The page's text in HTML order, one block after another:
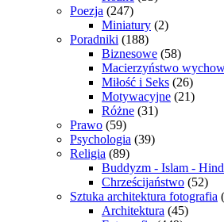
Poezja (247)
Miniatury (2)
Poradniki (188)
Biznesowe (58)
Macierzyństwo
Miłość i Seks (26)
Motywacyjne (21)
Różne (31)
Prawo (59)
Psychologia (39)
Religia (89)
Buddyzm - Islam -
Chrześcijaństwo (52)
Sztuka architektura fotografia
Architektura (45)